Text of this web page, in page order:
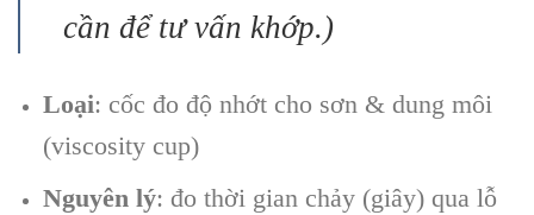
cần để tư vấn khớp.)
Loại: cốc đo độ nhớt cho sơn & dung môi
(viscosity cup)
Nguyên lý: đo thời gian chảy (giây) qua lỗ